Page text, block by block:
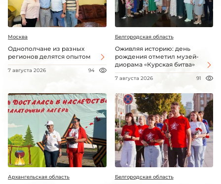
Москва
Однополчане из разных
регионов делятся опытом
7 августа 2026 94
Белгородская область
Оживляя историю: день
рождения отметил музей-
диорама «Курская битва»
7 августа 2026 91
Архангельская область Белгородская область